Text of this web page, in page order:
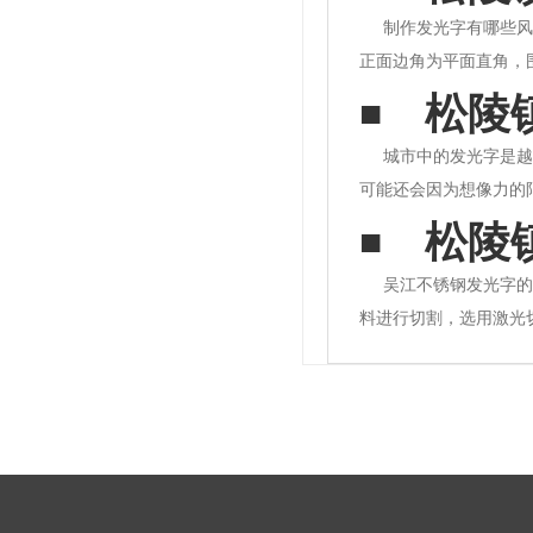
制作发光字有哪些
正面边角为平面直角
板颜色而选用不同的
的3mm厚亚克力资料
松陵
城市中的发光字是
可能还会因为想像力的
装发光字。一是招牌
上使用。许多单位为
松陵
吴江不锈钢发光字
料进行切割，选用激光